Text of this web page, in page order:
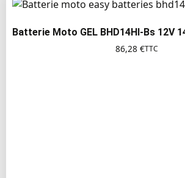
Batterie Moto GEL BHD14Hl-Bs 12V
86,28 €TTC